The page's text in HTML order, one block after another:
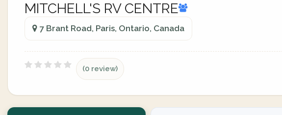
MITCHELL'S RV CENTRE
7 Brant Road, Paris, Ontario, Canada
(0 review)